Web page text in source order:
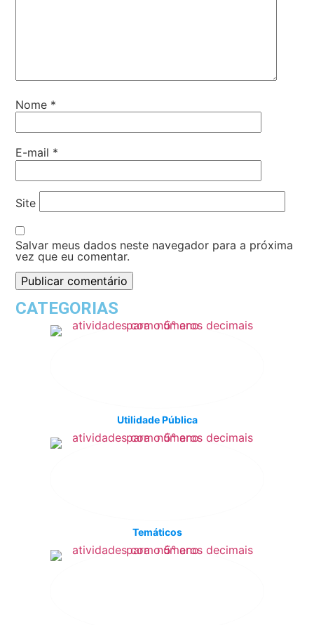
Nome *
E-mail *
Site
Salvar meus dados neste navegador para a próxima
vez que eu comentar.
CATEGORIAS
Utilidade Pública
Temáticos